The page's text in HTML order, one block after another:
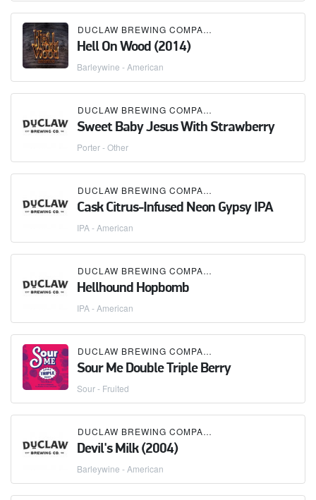
DUCLAW BREWING COMPANY
Hell On Wood (2014)
Barleywine - American
DUCLAW BREWING COMPANY
Sweet Baby Jesus With Strawberry
Porter - Other
DUCLAW BREWING COMPANY
Cask Citrus-Infused Neon Gypsy IPA
IPA - American
DUCLAW BREWING COMPANY
Hellhound Hopbomb
IPA - American
DUCLAW BREWING COMPANY
Sour Me Double Triple Berry
Sour - Fruited
DUCLAW BREWING COMPANY
Devil's Milk (2004)
Barleywine - American